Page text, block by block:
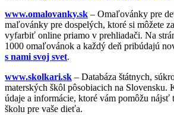
www.omalovanky.sk – Omaľovánky pre
maľovánky pre dospelých, ktoré si môžete
vyfarbiť online priamo v prehliadači. Na
1000 omaľovánok a každý deň pribúdajú
s nami svoj svet.
www.skolkari.sk – Databáza štátnych,
materských škôl pôsobiacich na Slovensku.
údaje a informácie, ktoré vám pomôžu nájsť
školu pre vaše dieťa.